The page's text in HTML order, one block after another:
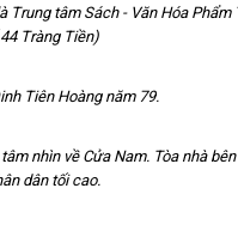
Trung tâm Sách - Văn Hóa Phẩm
Tràng Tiền)
Tiên Hoàng năm 79.
nhìn về Cửa Nam. Tòa nhà
dân tối cao.